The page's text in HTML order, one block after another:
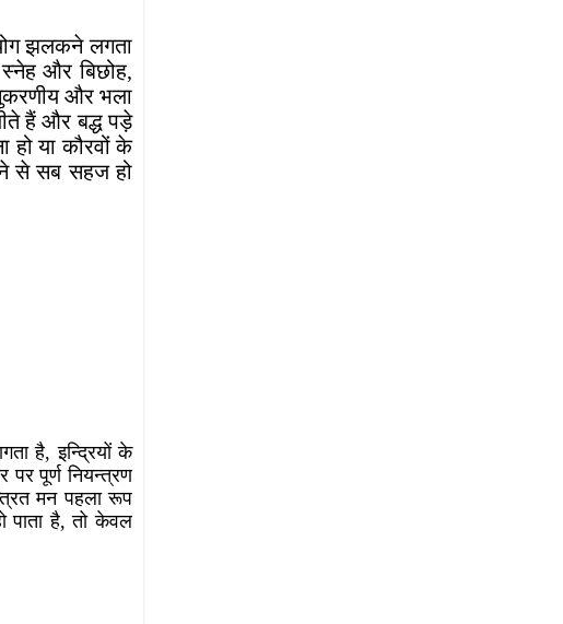
झलकने लगता
और बिछोह,
और भला
हैं और बद्ध पड़े
हो या कौरवों के
से सब सहज हो
है, इन्द्रियों के
पूर्ण नियन्त्रण
मन पहला रूप
पाता है, तो केवल